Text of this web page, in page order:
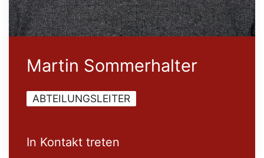
Martin Sommerhalter
ABTEILUNGSLEITER
In Kontakt treten